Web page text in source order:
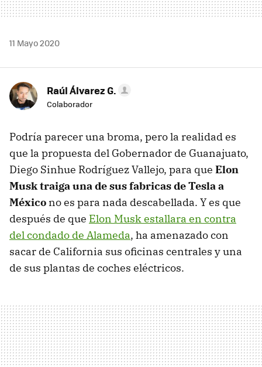
11 Mayo 2020
Raúl Álvarez G.
Colaborador
Podría parecer una broma, pero la realidad es
que la propuesta del Gobernador de Guanajuato,
Diego Sinhue Rodríguez Vallejo, para que Elon
Musk traiga una de sus fabricas de Tesla a
México no es para nada descabellada. Y es que
después de que Elon Musk estallara en contra
del condado de Alameda, ha amenazado con
sacar de California sus oficinas centrales y una
de sus plantas de coches eléctricos.